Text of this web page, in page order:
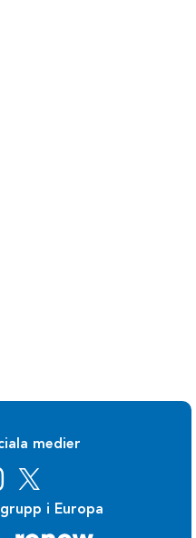
medier
i Europa